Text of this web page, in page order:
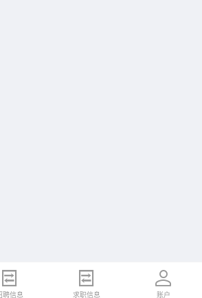
聘信息 求职信息 账户